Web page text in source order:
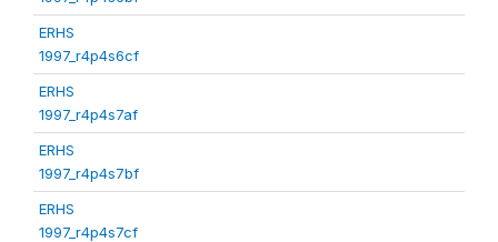
ERHS
1997_r4p4s6cf
ERHS
1997_r4p4s7af
ERHS
1997_r4p4s7bf
ERHS
1997_r4p4s7cf